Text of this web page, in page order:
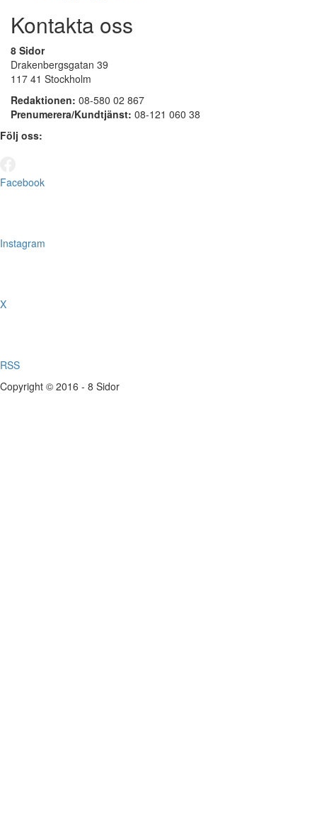
Kontakta oss
8 Sidor
Drakenbergsgatan 39
117 41 Stockholm
Redaktionen: 08-580 02 867
Prenumerera/Kundtjänst: 08-121 060 38
Följ oss:
Facebook
Instagram
X
RSS
Copyright © 2016 - 8 Sidor